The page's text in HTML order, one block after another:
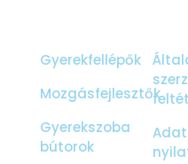
Gyerekfellépők
Mozgásfejlesztők
Gyerekszoba
bútorok